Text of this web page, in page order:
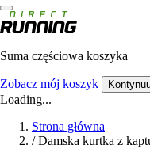
Suma częściowa koszyka
Zobacz mój koszyk
Loading...
Strona główna
/ Damska kurtka z